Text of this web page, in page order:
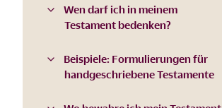
Wen darf ich in meinem
Testament bedenken?
Beispiele: Formulierungen für
handgeschriebene Testamente